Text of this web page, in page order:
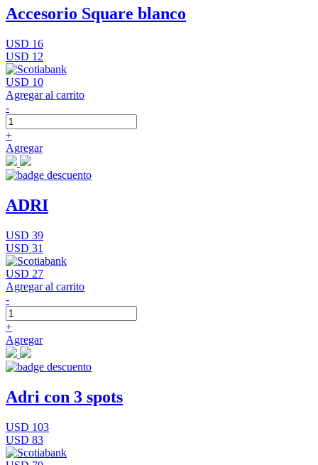
Accesorio Square blanco
USD 16
USD 12
USD 10
Agregar al carrito
-
+
Agregar
ADRI
USD 39
USD 31
USD 27
Agregar al carrito
-
+
Agregar
Adri con 3 spots
USD 103
USD 83